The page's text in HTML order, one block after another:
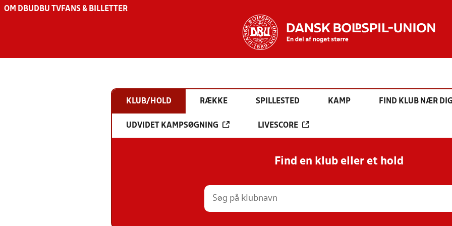
OM DBU DBU TV FANS & BILLETTER
KLUB/HOLD RÆKKE SPILLESTED KAMP FIND KLUB NÆR
UDVIDET KAMPSØGNING LIVESCORE
Find en klub eller et hold